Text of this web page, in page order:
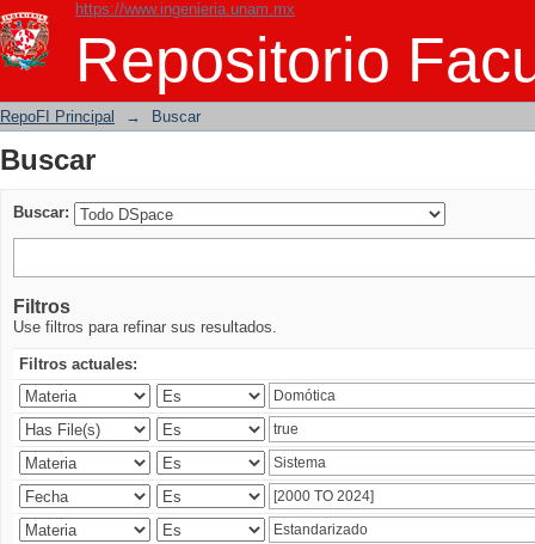
https://www.ingenieria.unam.mx
Repositorio
Buscar
RepoFI Principal → Buscar
Buscar
Buscar:
Filtros
Use filtros para refinar sus resultados.
Filtros actuales: